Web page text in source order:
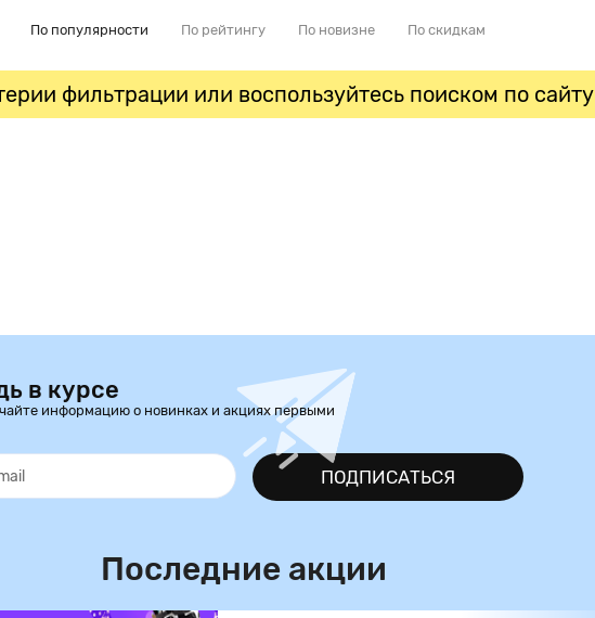
По популярности По рейтингу По новизне По скидкам
фильтрации или воспользуйтесь поиском по сайту
в курсе
информацию о новинках и акциях первыми
ПОДПИСАТЬСЯ
Последние акции